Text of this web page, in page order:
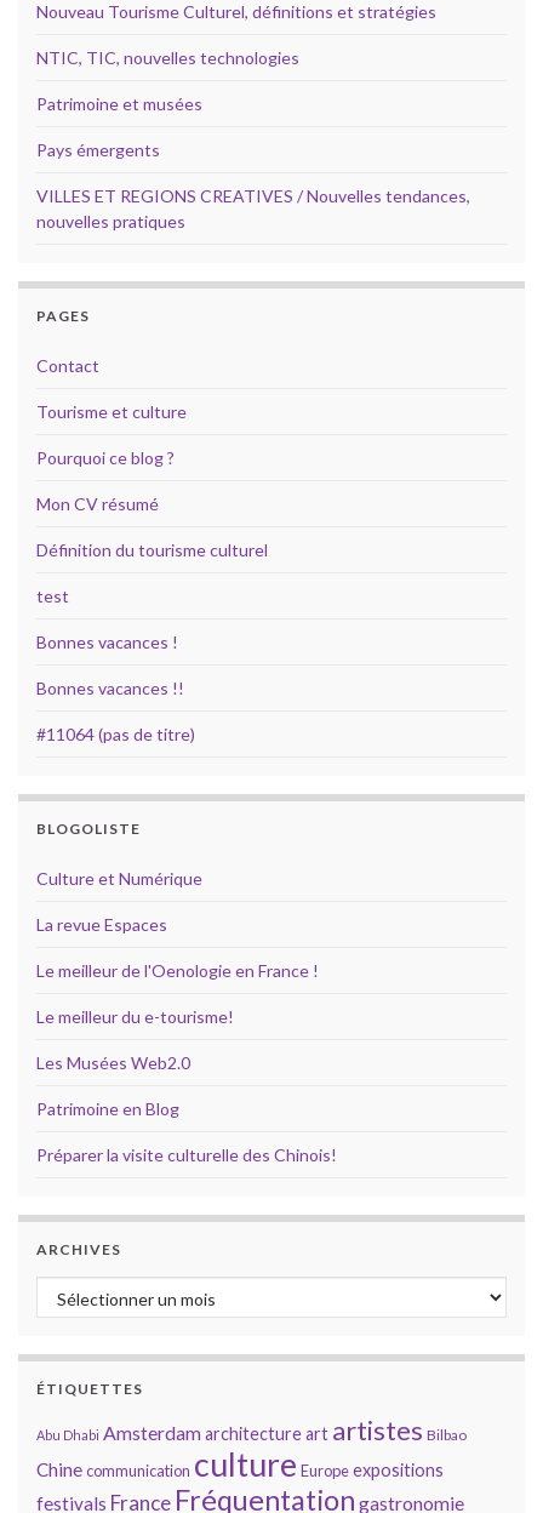
Nouveau Tourisme Culturel, définitions et stratégies
NTIC, TIC, nouvelles technologies
Patrimoine et musées
Pays émergents
VILLES ET REGIONS CREATIVES / Nouvelles tendances,
nouvelles pratiques
PAGES
Contact
Tourisme et culture
Pourquoi ce blog ?
Mon CV résumé
Définition du tourisme culturel
test
Bonnes vacances !
Bonnes vacances !!
#11064 (pas de titre)
BLOGOLISTE
Culture et Numérique
La revue Espaces
Le meilleur de l'Oenologie en France !
Le meilleur du e-tourisme!
Les Musées Web2.0
Patrimoine en Blog
Préparer la visite culturelle des Chinois!
ARCHIVES
Archives
ÉTIQUETTES
Abu Dhabi Amsterdamarchitectureart artistes Bilbao
Chinecommunication culture Europeexpositions
festivals France Fréquentation gastronomie